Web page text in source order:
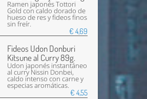
Ramen japonés Tottori
Gold con caldo dorado de
hueso de res y fideos finos
sin freír.
€ 4,69
Fideos Udon Donburi
Kitsune al Curry 89g.
Udon japonés instantáneo
al curry Nissin Donbei,
caldo intenso con carne y
especias aromáticas.
€ 4,55